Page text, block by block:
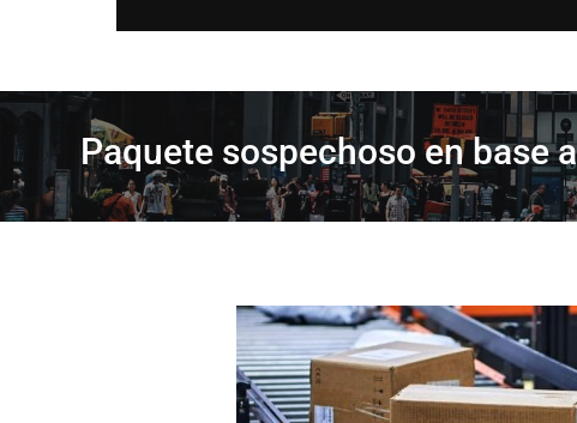
Paquete sospechoso en base